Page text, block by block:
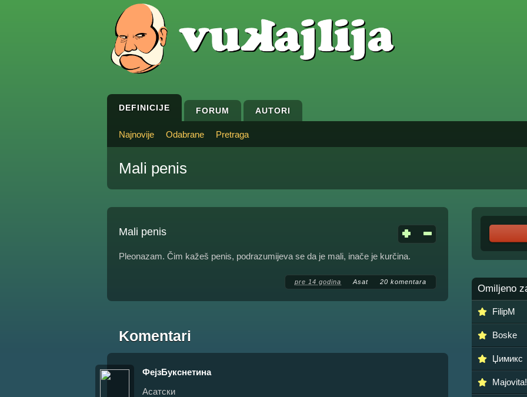
DEFINICIJE FORUM AUTORI
Najnovije Odabrane Pretraga
Mali penis
Mali penis
Pleonazam. Čim kažeš penis, podrazumijeva se da je mali, inače je kurčina.
pre 14 godina Asat 20 komentara
Komentari
ФејзБукснетина
Асатски
Omiljeno
FilipM
Boskе
Џимикс
Majovita!